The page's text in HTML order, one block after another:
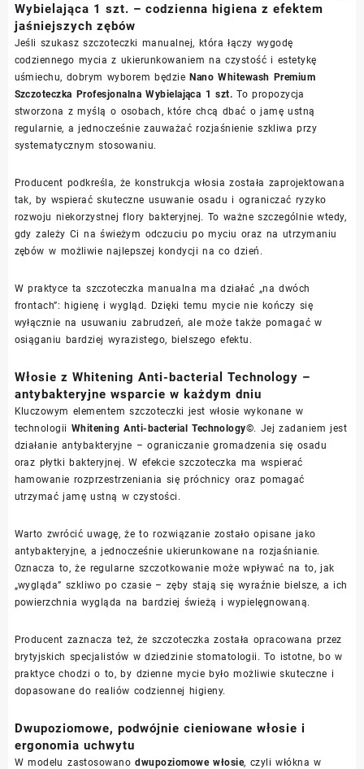
Wybielająca 1 szt. – codzienna higiena z efektem
jaśniejszych zębów
Jeśli szukasz szczoteczki manualnej, która łączy wygodę
codziennego mycia z ukierunkowaniem na czystość i estetykę
uśmiechu, dobrym wyborem będzieNano Whitewash Premium
Szczoteczka Profesjonalna Wybielająca 1 szt. To propozycja
stworzona z myślą o osobach, które chcą dbać o jamę ustną
regularnie, a jednocześnie zauważać rozjaśnienie szkliwa przy
systematycznym stosowaniu.
Producent podkreśla, że konstrukcja włosia została zaprojektowana
tak, by wspierać skuteczne usuwanie osadu i ograniczać ryzyko
rozwoju niekorzystnej flory bakteryjnej. To ważne szczególnie wtedy,
gdy zależy Ci na świeżym odczuciu po myciu oraz na utrzymaniu
zębów w możliwie najlepszej kondycji na co dzień.
W praktyce ta szczoteczka manualna ma działać „na dwóch
frontach”: higienę i wygląd. Dzięki temu mycie nie kończy się
wyłącznie na usuwaniu zabrudzeń, ale może także pomagać w
osiąganiu bardziej wyrazistego, bielszego efektu.
Włosie z Whitening Anti-bacterial Technology –
antybakteryjne wsparcie w każdym dniu
Kluczowym elementem szczoteczki jest włosie wykonane w
technologii Whitening Anti-bacterial Technology©. Jej zadaniem jest
działanie antybakteryjne – ograniczanie gromadzenia się osadu
oraz płytki bakteryjnej. W efekcie szczoteczka ma wspierać
hamowanie rozprzestrzeniania się próchnicy oraz pomagać
utrzymać jamę ustną w czystości.
Warto zwrócić uwagę, że to rozwiązanie zostało opisane jako
antybakteryjne, a jednocześnie ukierunkowane na rozjaśnianie.
Oznacza to, że regularne szczotkowanie może wpływać na to, jak
„wygląda” szkliwo po czasie – zęby stają się wyraźnie bielsze, a ich
powierzchnia wygląda na bardziej świeżą i wypielęgnowaną.
Producent zaznacza też, że szczoteczka została opracowana przez
brytyjskich specjalistów w dziedzinie stomatologii. To istotne, bo w
praktyce chodzi o to, by dzienne mycie było możliwie skuteczne i
dopasowane do realiów codziennej higieny.
Dwupoziomowe, podwójnie cieniowane włosie i
ergonomia uchwytu
W modelu zastosowanodwupoziomowe włosie, czyli włókna w